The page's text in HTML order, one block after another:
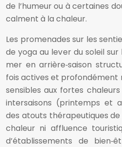
de l’humeur ou à certaines
calment à la chaleur.
Les promenades sur les
de yoga au lever du soleil
mer en arrière‑saison
fois actives et profondément
sensibles aux fortes
intersaisons (printemps et
des atouts thérapeutiques
chaleur ni affluence
d’établissements de